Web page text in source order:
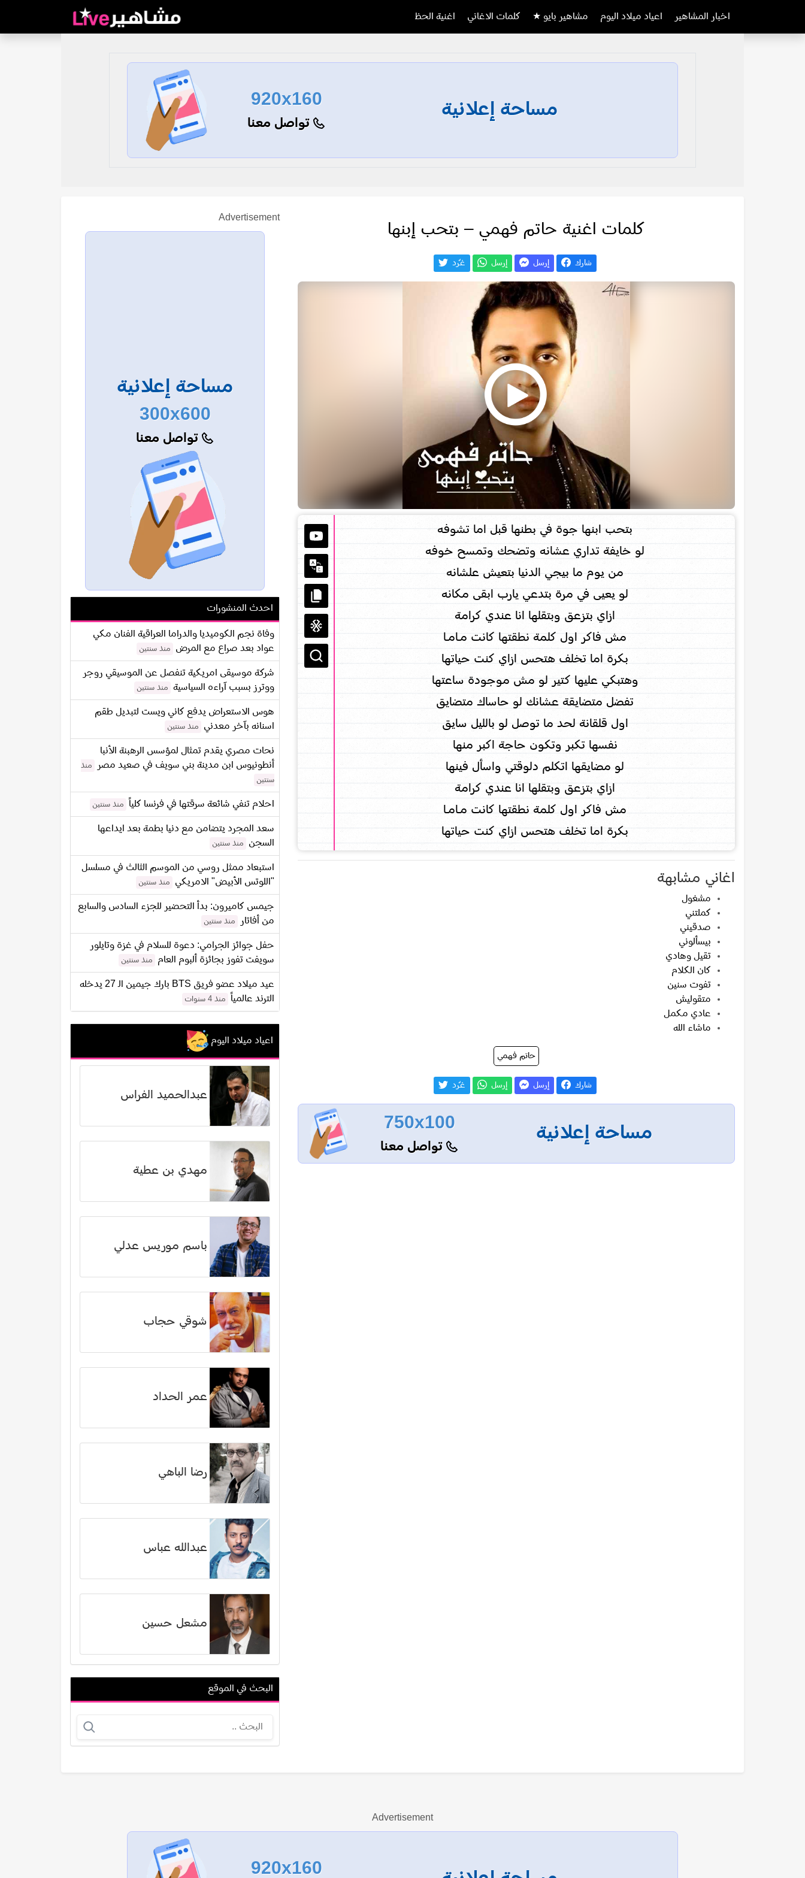
اخبار المشاهير اعياد ميلاد اليوم مشاهير بايو ★ كلمات الاغاني اغنية الحظ
مساحة إعلانية
920x160
تواصل معنا
كلمات اغنية حاتم فهمي – بتحب إبنها
شارك إرسل إرسل غـّرد
بتحب ابنها جوة في بطنها قبل اما تشوفه
لو خايفة تداري عشانه وتضحك وتمسح خوفه
من يوم ما بيجي الدنيا بتعيش علشانه
لو يعيى في مرة بتدعي يارب ابقى مكانه
ازاي بتزعق وبتقلها انا عندي كرامة
مش فاكر اول كلمة نطقتها كانت مـــامـــا
بكرة اما تخلف هتحس ازاي كنت حياتها
وهتبكي عليها كتير لو مش موجودة ساعتها
تفضل متضايقة عشانك لو حاساك متضايق
اول قلقانة لحد ما توصل لو بالليل سايق
نفسها تكبر وتكون حاجة اكبر منها
لو مضايقها اتكلم دلوقتي واسأل فينها
ازاي بتزعق وبتقلها انا عندي كرامة
مش فاكر اول كلمة نطقتها كانت مـــامـــا
بكرة اما تخلف هتحس ازاي كنت حياتها
اغاني مشابهة
مشغول
كملتني
صدقيني
بيسألوني
تقيل وهادي
كان الكلام
تفوت سنين
متقوليش
عادي مكمل
ماشاء الله
حاتم فهمي
شارك إرسل إرسل غـّرد
مساحة إعلانية
750x100
تواصل معنا
Advertisement
مساحة إعلانية
300x600
تواصل معنا
احدث المنشورات
وفاة نجم الكوميديا والدراما العراقية الفنان مكي
عواد بعد صراع مع المرض
منذ سنتين
شركة موسيقى امريكية تنفصل عن الموسيقي روجر
ووترز بسبب آراءه السياسية
منذ سنتين
هوس الاستعراض يدفع كاني ويست لتبديل طقم
اسنانه بآخر معدني
منذ سنتين
نحات مصري يقدم تمثال لمؤسس الرهبنة الأنبا
أنطونيوس ابن مدينة بني سويف في صعيد مصر
منذ
سنتين
احلام تنفي شائعة سرقتها في فرنسا كلياً منذ سنتين
سعد المجرد يتضامن مع دنيا بطمة بعد ايداعها
السجن
منذ سنتين
استبعاد ممثل روسي من الموسم الثالث في مسلسل
"اللوتس الأبيض" الامريكي
منذ سنتين
جيمس كاميرون: بدأ التحضير للجزء السادس والسابع
من أفاتار
منذ سنتين
حفل جوائز الجرامي: دعوة للسلام في غزة وتايلور
سويفت تفوز بجائزة ألبوم العام
منذ سنتين
عيد ميلاد عضو فريق BTS بارك جيمين الـ 27 يدخله
الترند عالمياً
منذ 4 سنوات
اعياد ميلاد اليوم
عبدالحميد الفراس
مهدي بن عطية
باسم موريس عدلي
شوقي حجاب
عمر الحداد
رضا الباهي
عبدالله عباس
مشعل حسين
تشارليز ثيرون
عرض الكل
البحث في الموقع
Advertisement
920x160